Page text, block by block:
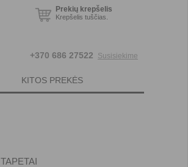
Prekių krepšelis
Krepšelis tuščias.
+370 686 27522 Susisiekime
KITOS PREKĖS
TAPETAI